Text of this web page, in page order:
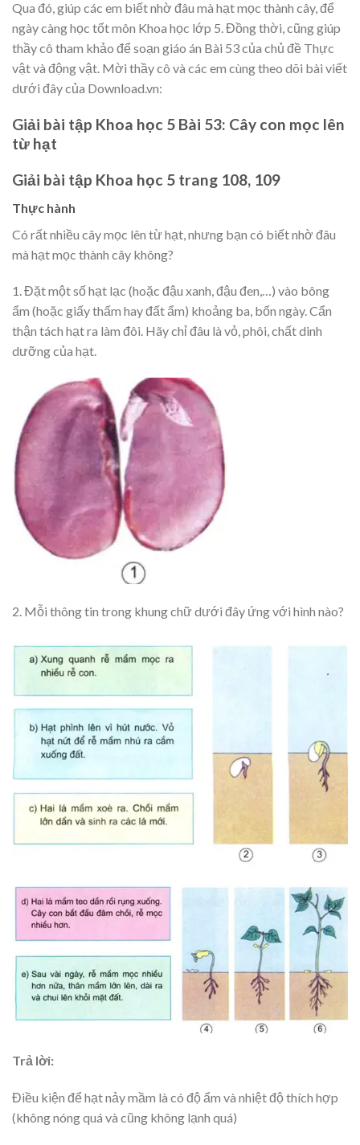
Qua đó, giúp các em biết nhờ đâu mà hạt mọc thành cây, để
ngày càng học tốt môn Khoa học lớp 5. Đồng thời, cũng giúp
thầy cô tham khảo để soạn giáo án Bài 53 của chủ đề Thực
vật và động vật. Mời thầy cô và các em cùng theo dõi bài viết
dưới đây của Download.vn:
Giải bài tập Khoa học 5 Bài 53: Cây con mọc lên
từ hạt
Giải bài tập Khoa học 5 trang 108, 109
Thực hành
Có rất nhiều cây mọc lên từ hạt, nhưng bạn có biết nhờ đâu
mà hạt mọc thành cây không?
1. Đặt một số hạt lạc (hoặc đậu xanh, đậu đen,…) vào bông
ẩm (hoặc giấy thấm hay đất ẩm) khoảng ba, bốn ngày. Cẩn
thận tách hạt ra làm đôi. Hãy chỉ đâu là vỏ, phôi, chất dinh
dưỡng của hạt.
2. Mỗi thông tin trong khung chữ dưới đây ứng với hình nào?
Trả lời:
Điều kiện để hạt nảy mầm là có độ ẩm và nhiệt độ thích hợp
(không nóng quá và cũng không lạnh quá)